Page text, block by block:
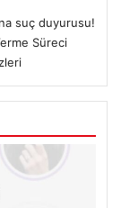
suç duyurusu!
Süreci